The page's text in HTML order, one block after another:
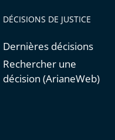
DÉCISIONS DE JUSTICE
Dernières décisions
Rechercher une
décision (ArianeWeb)